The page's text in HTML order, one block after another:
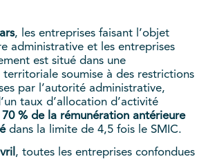
, les entreprises faisant l’objet
administrative et les entreprises
est situé dans une
soumise à des restrictions
par l’autorité administrative,
taux d’allocation d’activité
70 % de la rémunération antérieure
dans la limite de 4,5 fois le SMIC.
, toutes les entreprises confondues